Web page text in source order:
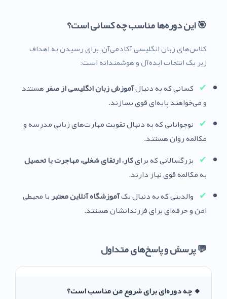
🎯 این دوره‌ها مناسب چه کسانی است؟
کلاس‌های زبان انگلیسی آکادمی‌آن، برای رسیدن به اهداف
زیر یک انتخاب ایده‌آل و هوشمندانه است:
✔ کسانی که به دنبالآموزش زبان انگلیسی از صفرهستند
و می‌خواهند پایه‌ای قوی بسازند.
✔ نوجوانانی که به دنبال تقویت مهارت‌های زبانی مدرسه و
مکالمه روان هستند.
✔ بزرگسالانی که برایکار، ارتقای شغلی، مهاجرت یا تحصیل
به مکالمه قوی نیاز دارند.
✔ والدینی که به دنبال یکآموزشگاه آنلاین معتبربا محیطی
امن و حرفه‌ای برای فرزندانشان هستند.
💬 پرسش و پاسخ‌های متداول
🔸 چه دوره‌ای برای شروع من مناسب است؟